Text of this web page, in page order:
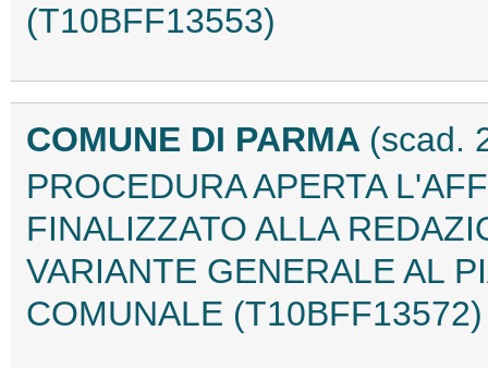
(T10BFF13553)
COMUNE DI PARMA (scad.
PROCEDURA APERTA
FINALIZZATO ALLA
VARIANTE GENERALE AL
COMUNALE (T10BFF13572)